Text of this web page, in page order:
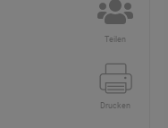
Teilen
Drucken